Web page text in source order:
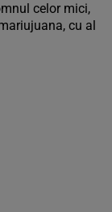
celor mici,
cu al